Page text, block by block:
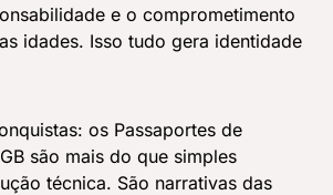
e o comprometimento
idades. Isso tudo gera identidade
os Passaportes de
são mais do que simples
técnica. São narrativas das